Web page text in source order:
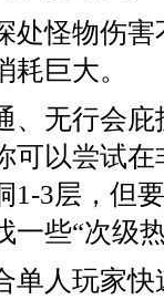
处怪物伤
巨大。
、无行会
可以尝试
1-3层，但
一些“次级
单人玩家快